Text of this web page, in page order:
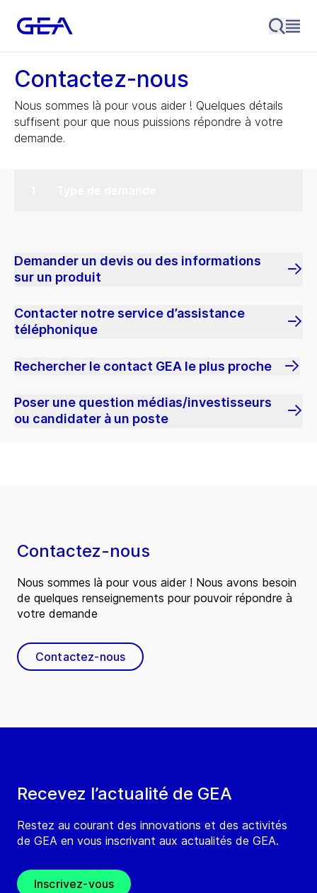
Contactez-nous
Nous sommes là pour vous aider ! Quelques détails
suffisent pour que nous puissions répondre à votre
demande.
Demander un devis ou des informations
sur un produit
Contacter notre service d’assistance
téléphonique
Rechercher le contact GEA le plus proche
Poser une question médias/investisseurs
ou candidater à un poste
Recevez l’actualité de GEA
Restez au courant des innovations et des activités
de GEA en vous inscrivant aux actualités de GEA.
Inscrivez-vous
Contactez-nous
Nous sommes là pour vous aider ! Nous avons besoin
de quelques renseignements pour pouvoir répondre à
votre demande
Contactez-nous